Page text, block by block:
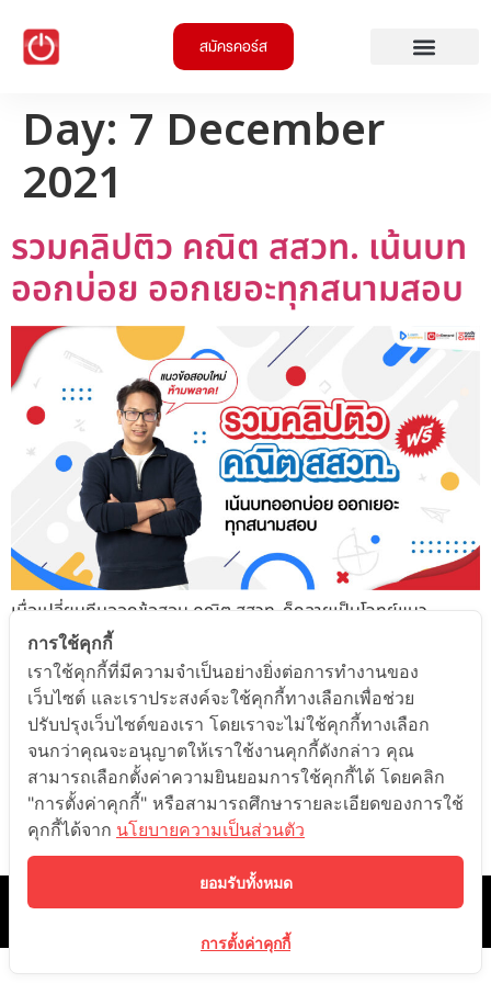
สมัครคอร์ส
Day: 7 December
2021
รวมคลิปติว คณิต สสวท. เน้นบท
ออกบ่อย ออกเยอะทุกสนามสอบ
เมื่อเปลี่ยนทีมออกข้อสอบ คณิต สสวท. ก็กลายเป็นโจทย์แนว
ประยุกต์มากขึ้น ทำให้น้องๆ หลายคนมีความกังวล กลัวว่าจะทำ
ข้อสอบไม่ได้ 😱 พี่แท็ป ALevel by OnDemand เลยเลือกทั้งหมด
8 บท มาติวให้น้องๆ แบบเน้นๆ ที่สำคัญ คือ ฟรี!! ไปดูให้ครบทุก EP
เลยนะคร๊าบบบ ทดลองเรียน ฟรี !! Play Video EP1 แคลคูลัส
แคลคูลัสจะแยกเป็น 3 ทาง คือ แนวเหมือนเดิม สามารถดูข้อสอบเก่า
ได้, เปลี่ยนเป็นแนววิเคราะห์ มักจะเป็นแนวกราฟ และ เปลี่ยนเป็นแนว
ประยุกต์ จะเน้นในข้อสอบ PAT1 โจทย์เรื่องราวในชีวิตประจำวัน เช่น
ขายเบเกอรี ขายไอศกรีม กำไร-ต้นทุน Play Video EP2
ลำดับ,อนุกรม ข้อสอบเลขปี 64 จะออกเรื่อง ลำดับเรขาคณิต […]
©️ 2021 ONDEMAND EDUCATION CO.,LTD. ALL RIGHTS RESERVED.
BY LEARN CORPORATION
การใช้คุกกี้
เราใช้คุกกี้ที่มีความจำเป็นอย่างยิ่งต่อการทำงานของ
เว็บไซต์ และเราประสงค์จะใช้คุกกี้ทางเลือกเพื่อช่วย
ปรับปรุงเว็บไซต์ของเรา โดยเราจะไม่ใช้คุกกี้ทางเลือก
จนกว่าคุณจะอนุญาตให้เราใช้งานคุกกี้ดังกล่าว คุณ
สามารถเลือกตั้งค่าความยินยอมการใช้คุกกี้ได้ โดยคลิก
"การตั้งค่าคุกกี้" หรือสามารถศึกษารายละเอียดของการใช้
คุกกี้ได้จาก นโยบายความเป็นส่วนตัว
ยอมรับทั้งหมด
การตั้งค่าคุกกี้